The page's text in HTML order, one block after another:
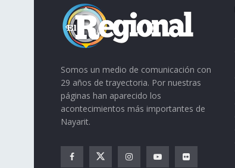
Somos un medio de comunicación con
29 años de trayectoria. Por nuestras
páginas han aparecido los
acontecimientos más importantes de
Nayarit.